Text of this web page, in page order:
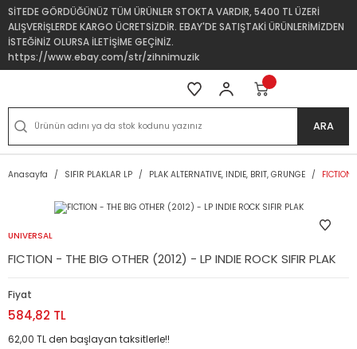
SİTEDE GÖRDÜĞÜNÜZ TÜM ÜRÜNLER STOKTA VARDIR, 5400 TL ÜZERİ
ALIŞVERİŞLERDE KARGO ÜCRETSİZDİR. EBAY'DE SATIŞTAKİ ÜRÜNLERİMİZDEN
İSTEĞİNİZ OLURSA İLETİŞİME GEÇİNİZ.
https://www.ebay.com/str/zihnimuzik
ARA
Anasayfa SIFIR PLAKLAR LP PLAK ALTERNATIVE, INDIE, BRIT, GRUNGE FICTION
UNIVERSAL
FICTION - THE BIG OTHER (2012) - LP INDIE ROCK SIFIR PLAK
Fiyat
584,82 TL
62,00 TL den başlayan taksitlerle!!